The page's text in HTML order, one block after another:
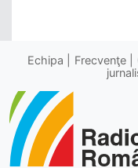
Echipa Frecvenţe